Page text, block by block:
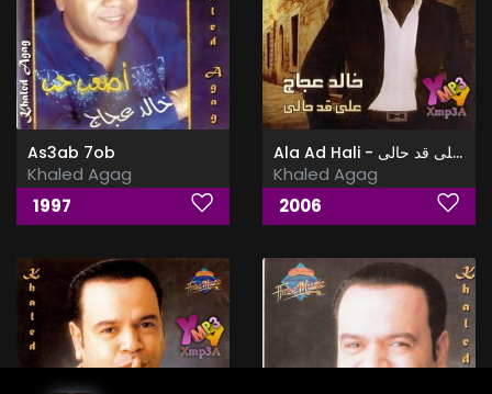
As3ab 7ob
Khaled Agag
1997
Ala Ad Hali - البوم على قد حالى
Khaled Agag
2006